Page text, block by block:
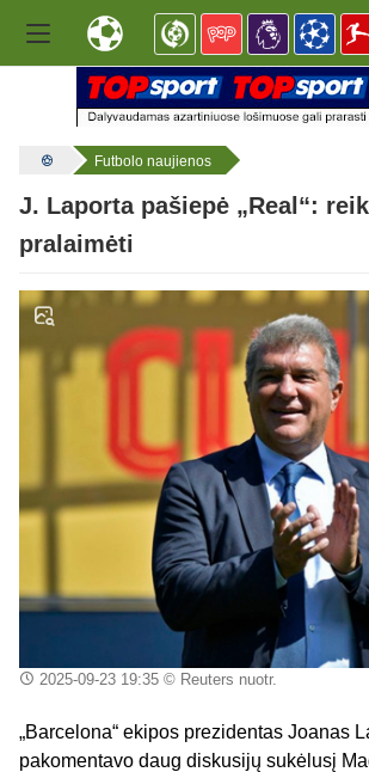
Futbolo naujienos
J. Laporta pašiepė „Real“:
pralaimėti
2025-09-23 19:35© Reuters nuotr.
„Barcelona“ ekipos prezidentas Joanas
pakomentavo daug diskusijų sukėlusį